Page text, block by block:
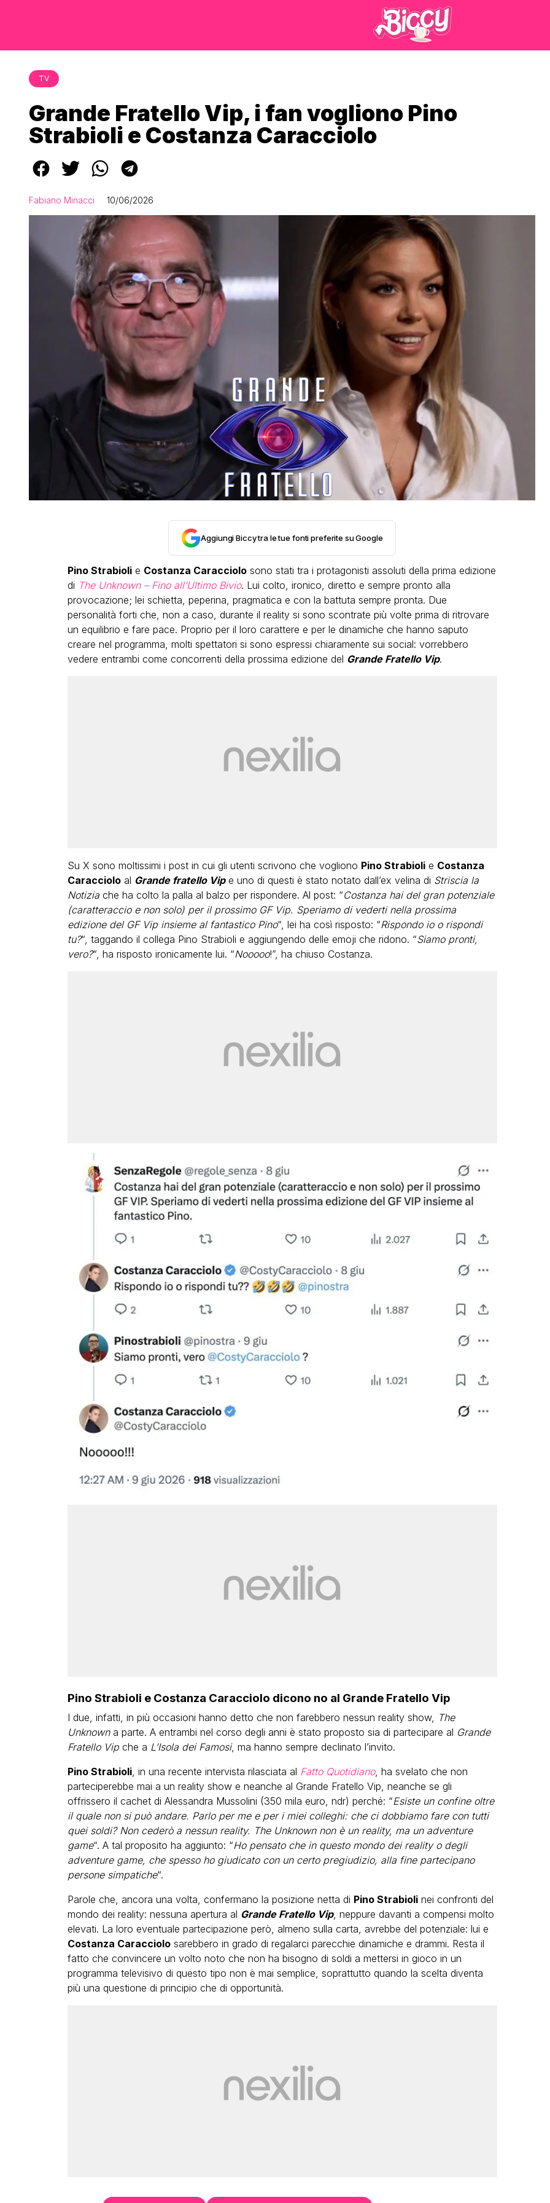
TV
Grande Fratello Vip, i fan vogliono Pino
Strabioli e Costanza Caracciolo
Fabiano Minacci 10/06/2026
Aggiungi Biccy tra le tue fonti preferite su Google
Pino Strabiolie Costanza Caracciolosono stati tra i protagonisti assoluti della prima edizione
di The Unknown – Fino all’Ultimo Bivio. Lui colto, ironico, diretto e sempre pronto alla
provocazione; lei schietta, peperina, pragmatica e con la battuta sempre pronta. Due
personalità forti che, non a caso, durante il reality si sono scontrate più volte prima di ritrovare
un equilibrio e fare pace. Proprio per il loro carattere e per le dinamiche che hanno saputo
creare nel programma, molti spettatori si sono espressi chiaramente sui social: vorrebbero
vedere entrambi come concorrenti della prossima edizione del Grande Fratello Vip.
Su X sono moltissimi i post in cui gli utenti scrivono che vogliono Pino Strabiolie Costanza
Caraccioloal Grande fratello Vipe uno di questi è stato notato dall’ex velina di Striscia la
Notiziache ha colto la palla al balzo per rispondere. Al post: “Costanza hai del gran potenziale
(caratteraccio e non solo) per il prossimo GF Vip. Speriamo di vederti nella prossima
edizione del GF Vip insieme al fantastico Pino“, lei ha così risposto: “Rispondo io o rispondi
tu?“, taggando il collega Pino Strabioli e aggiungendo delle emoji che ridono. “Siamo pronti,
vero?“, ha risposto ironicamente lui. “Nooooo!”, ha chiuso Costanza.
Pino Strabioli e Costanza Caracciolo dicono no al Grande Fratello Vip
I due, infatti, in più occasioni hanno detto che non farebbero nessun reality show, The
Unknowna parte. A entrambi nel corso degli anni è stato proposto sia di partecipare al Grande
Fratello Vipche a L’Isola dei Famosi, ma hanno sempre declinato l’invito.
Pino Strabioli, in una recente intervista rilasciata al Fatto Quotidiano, ha svelato che non
parteciperebbe mai a un reality show e neanche al Grande Fratello Vip, neanche se gli
offrissero il cachet di Alessandra Mussolini (350 mila euro, ndr) perché: “Esiste un confine oltre
il quale non si può andare. Parlo per me e per i miei colleghi: che ci dobbiamo fare con tutti
quei soldi? Non cederò a nessun reality. The Unknown non è un reality, ma un adventure
game“. A tal proposito ha aggiunto: “Ho pensato che in questo mondo dei reality o degli
adventure game, che spesso ho giudicato con un certo pregiudizio, alla fine partecipano
persone simpatiche“.
Parole che, ancora una volta, confermano la posizione netta di Pino Strabiolinei confronti del
mondo dei reality: nessuna apertura al Grande Fratello Vip, neppure davanti a compensi molto
elevati. La loro eventuale partecipazione però, almeno sulla carta, avrebbe del potenziale: lui e
Costanza Caracciolosarebbero in grado di regalarci parecchie dinamiche e drammi. Resta il
fatto che convincere un volto noto che non ha bisogno di soldi a mettersi in gioco in un
programma televisivo di questo tipo non è mai semplice, soprattutto quando la scelta diventa
più una questione di principio che di opportunità.